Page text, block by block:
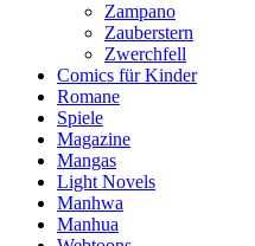
Zampano
Zauberstern
Zwerchfell
Comics für Kinder
Romane
Spiele
Magazine
Mangas
Light Novels
Manhwa
Manhua